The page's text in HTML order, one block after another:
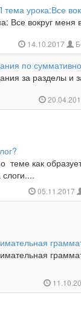
тема урока:Все
Все вокруг меня
14.10.2017
по
за разделы и
теме как
05.11.2017